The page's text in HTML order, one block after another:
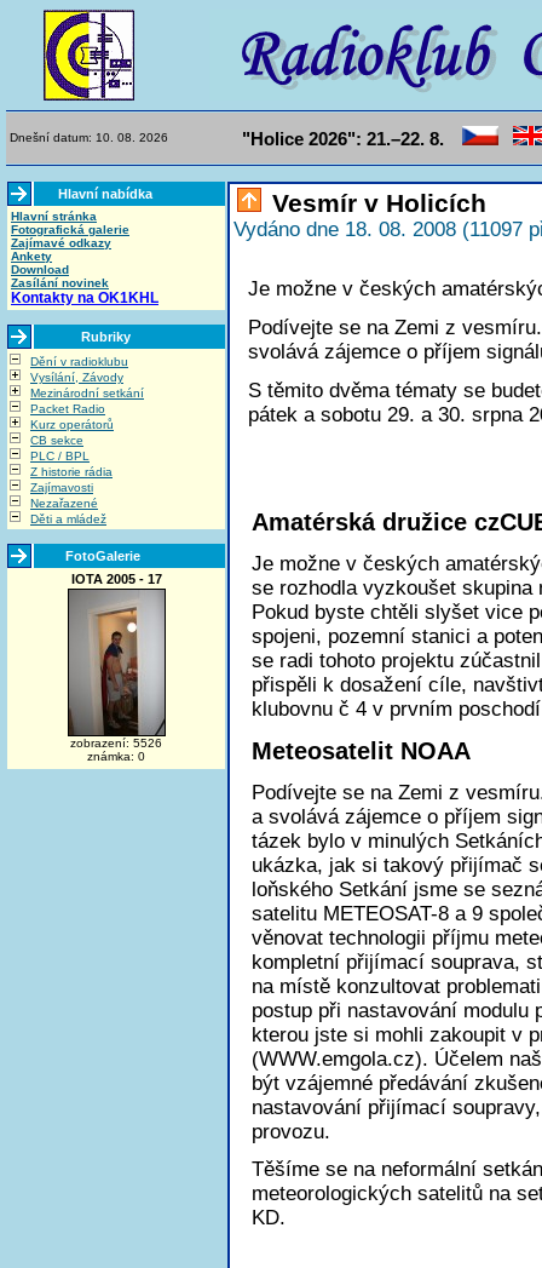
Dnešní datum: 10. 08. 2026 "Holice 2026": 21.–22. 8.
Hlavní nabídka
Hlavní stránka
Fotografická galerie
Zajímavé odkazy
Ankety
Download
Zasílání novinek
Kontakty na OK1KHL
Rubriky
Dění v radioklubu
Vysílání, Závody
Mezinárodní setkání
Packet Radio
Kurz operátorů
CB sekce
PLC / BPL
Z historie rádia
Zajímavosti
Nezařazené
Děti a mládež
FotoGalerie
IOTA 2005 - 17
zobrazení: 5526
známka: 0
Vesmír v Holicích
Vydáno dne 18. 08. 2008 (11097
Je možne v českých
Podívejte se na Zemi z
svolává zájemce o příjem
S těmito dvěma tématy se
pátek a sobotu 29. a 30. srpna
Amatérská družice
Je možne v českých
se rozhodla vyzkoušet skupina
Pokud byste chtěli slyšet vice
spojeni, pozemní stanici a
se radi tohoto projektu
přispěli k dosažení cíle,
klubovnu č 4 v prvním
Meteosatelit NOAA
Podívejte se na Zemi z
a svolává zájemce o příjem
tázek bylo v minulých
ukázka, jak si takový přijímač
loňského Setkání jsme se
satelitu METEOSAT-8 a 9
věnovat technologii příjmu
kompletní přijímací souprava,
na místě konzultovat
postup při nastavování modulu
kterou jste si mohli zakoupit v
(WWW.emgola.cz). Účelem
být vzájemné předávání
nastavování přijímací
provozu.
Těšíme se na neformální
meteorologických satelitů na
KD.